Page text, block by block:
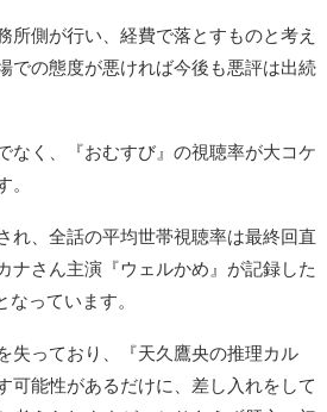
所側が行い、経費で落とすものと考え
での態度が悪ければ今後も悪評は出続
なく、『おむすび』の視聴率が大コケ
。
れ、全話の平均世帯視聴率は最終回直
ナさん主演『ウェルかめ』が記録した
っています。
失っており、『天久鷹央の推理カル
可能性があるだけに、差し入れをして